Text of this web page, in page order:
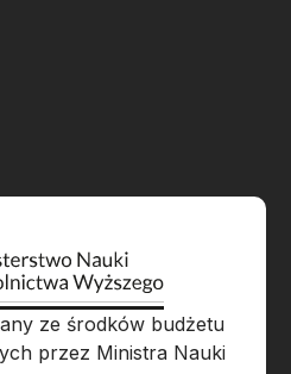
ze środków budżetu
przez Ministra Nauki